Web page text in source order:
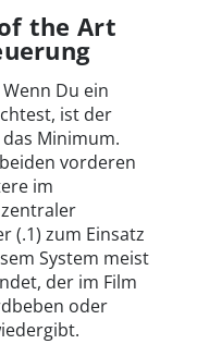
the Art
Du ein
ist der
Minimum.
vorderen
im
(.1) zum Einsatz
System meist
der im Film
oder